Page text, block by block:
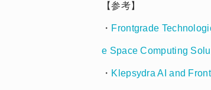
【参考】
・ Frontgrade
e Space Computing
・ Klepsydra AI and